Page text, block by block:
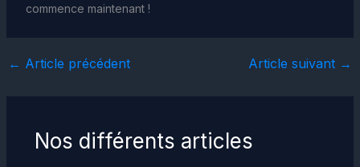
commence maintenant !
← Article précédent Article suivant →
Nos différents articles